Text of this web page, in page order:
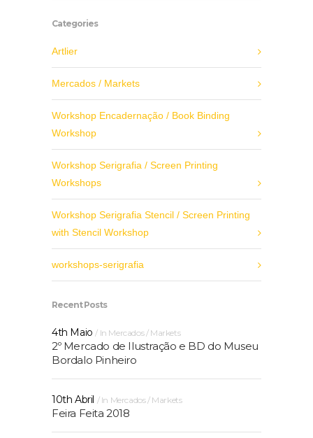
Categories
Artlier
Mercados / Markets
Workshop Encadernação / Book Binding
Workshop
Workshop Serigrafia / Screen Printing
Workshops
Workshop Serigrafia Stencil / Screen Printing
with Stencil Workshop
workshops-serigrafia
Recent Posts
4th Maio In Mercados / Markets
2º Mercado de Ilustração e BD do Museu
Bordalo Pinheiro
10th Abril In Mercados / Markets
Feira Feita 2018